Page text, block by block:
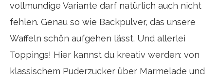
vollmundige Variante darf natürlich auch nicht
fehlen. Genau so wie Backpulver, das unsere
Waffeln schön aufgehen lässt. Und allerlei
Toppings! Hier kannst du kreativ werden: von
klassischem Puderzucker über Marmelade und